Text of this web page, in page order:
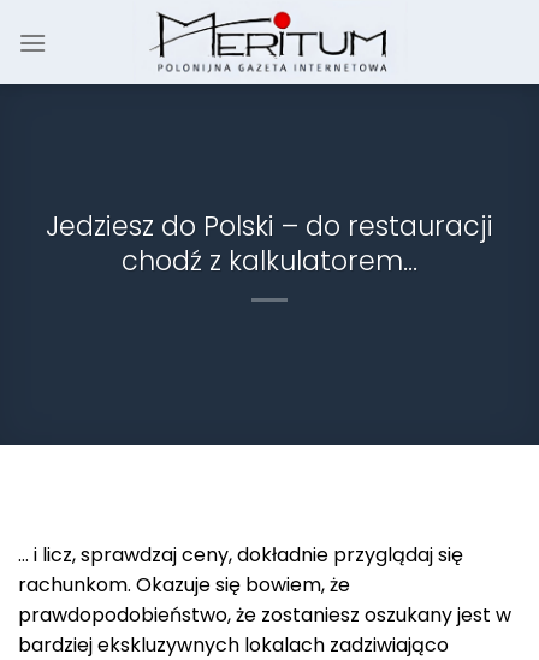
Jedziesz do Polski – do restauracji
chodź z kalkulatorem…
… i licz, sprawdzaj ceny, dokładnie przyglądaj się
rachunkom. Okazuje się bowiem, że
prawdopodobieństwo, że zostaniesz oszukany jest w
bardziej ekskluzywnych lokalach zadziwiająco